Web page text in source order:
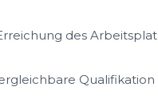
des
Qualifikation